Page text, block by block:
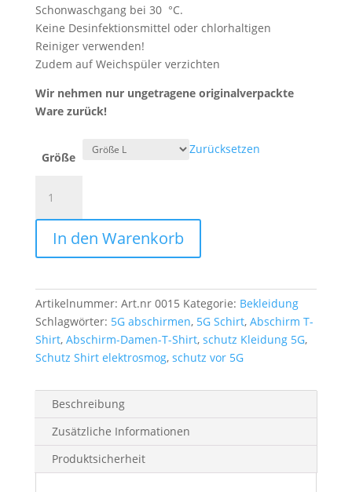
Schonwaschgang bei 30 °C.
Keine Desinfektionsmittel oder chlorhaltigen
Reiniger verwenden!
Zudem auf Weichspüler verzichten
Wir nehmen nur ungetragene originalverpackte
Ware zurück!
Größe
Zurücksetzen
Damen-
T-
Shirt
kurzarm
In den Warenkorb
Artikelnummer: Art.nr 0015 Kategorie: Bekleidung
Schlagwörter: 5G abschirmen, 5G Schirt, Abschirm T-
Shirt, Abschirm-Damen-T-Shirt, schutz Kleidung 5G,
Schutz Shirt elektrosmog, schutz vor 5G
Beschreibung
Zusätzliche Informationen
Produktsicherheit